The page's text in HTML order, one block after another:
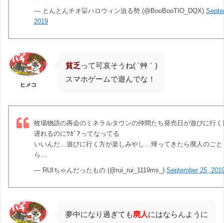
— とんとんチオ🐷ハロウィン迫る勢 (@BooBooTIO_DQX)
2019
ヒメコ
貧乏 って可哀そうね( ´艸｀)
スマホゲームで遊んでな！
牧場物語の再会のミネラルタウンの仲間たち発売日が遊びに行
遅れるのにｳｶﾞｱってなってる
いいんだ…遊びに行く方が楽しみやし…帰ってきたら廃人のごと
ら…
— RUIちゃんだったもの (@rui_rui_1119ms_) September 25,
夢中になり過ぎても廃人にはならんように